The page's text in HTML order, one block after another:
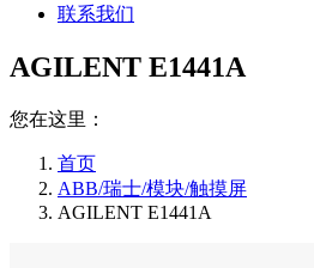
联系我们
AGILENT E1441A
您在这里：
首页
ABB/瑞士/模块/触摸屏
AGILENT E1441A